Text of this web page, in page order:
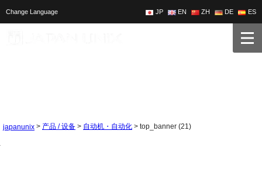
Change Language JP EN ZH DE ES
japanunix > 产品 / 设备 > 自动机・自动化 > top_banner (21)